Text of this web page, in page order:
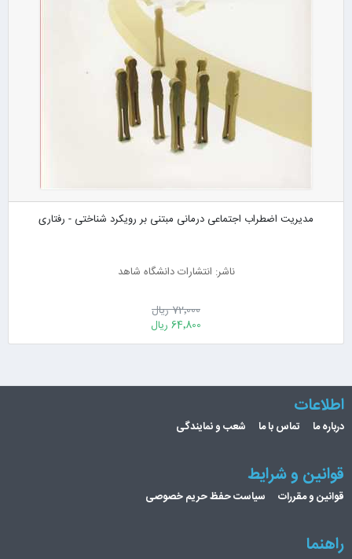
مدیریت اضطراب اجتماعی درمانی مبتنی بر رویکرد شناختی - رفتاری
ناشر: انتشارات دانشگاه شاهد
72٬000 ریال
64٬800 ریال
اطلاعات
درباره ما تماس با ما شعب و نمایندگی
قوانین و شرایط
قوانین و مقررات سیاست حفظ حریم خصوصی
راهنما